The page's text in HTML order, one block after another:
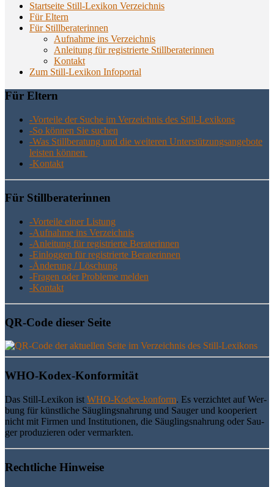
Startseite Still-Lexikon Verzeichnis
Für Eltern
Für Stillberaterinnen
Aufnahme ins Verzeichnis
Anlei­tung für regis­trier­te Stillberaterinnen
Kon­takt
Zum Still-Lexikon Infoportal
Für Eltern
-Vor­tei­le der Suche im Ver­zeich­nis des Still-Lexikons
-So kön­nen Sie suchen
-Was Still­be­ra­tung und die wei­te­ren Unter­stüt­zungs­an­ge­bo­te
leis­ten können
-Kon­takt
Für Still­be­ra­te­rin­nen
-Vor­tei­le einer Listung
-Auf­nah­me ins Verzeichnis
-Anlei­tung für regis­trier­te Beraterinnen
-Ein­log­gen für regis­trier­te Beraterinnen
-Ände­rung / Löschung
-Fra­gen oder Pro­ble­me melden
-Kon­takt
QR-Code die­ser Seite
WHO-Kodex-Kon­for­mi­tät
Das Still-Lexi­kon ist WHO-Kodex-kon­form. Es ver­zich­tet auf Wer­
bung für künst­li­che Säug­lings­nah­rung und Sau­ger und koope­riert
nicht mit Fir­men und Insti­tu­tio­nen, die Säug­lings­nah­rung oder Sau­
ger pro­du­zie­ren oder vermarkten.
Recht­li­che Hinweise